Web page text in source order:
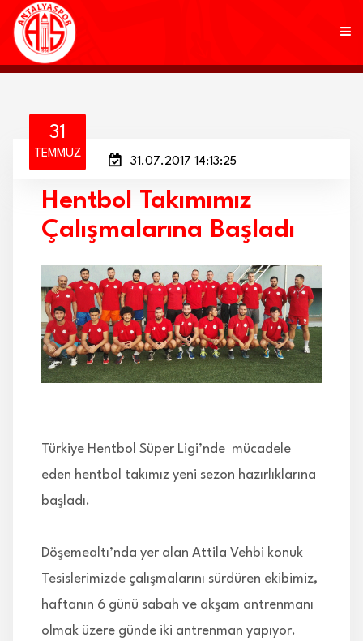
KULÜP
AKADEMİ
MARKALAR
TARAFTAR
BRANŞLAR
HABERLER
31
TEMMUZ
31.07.2017 14:13:25
Hentbol Takımımız
Çalışmalarına Başladı
Türkiye Hentbol Süper Ligi’nde mücadele
eden hentbol takımız yeni sezon hazırlıklarına
başladı.
Döşemealtı’nda yer alan Attila Vehbi konuk
Tesislerimizde çalışmalarını sürdüren ekibimiz,
haftanın 6 günü sabah ve akşam antrenmanı
olmak üzere günde iki antrenman yapıyor.